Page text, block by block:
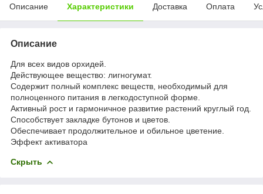
Описание Характеристики Доставка Оплата
Описание
Для всех видов орхидей.
Действующее вещество: лигногумат.
Содержит полный комплекс веществ, необходимый для
полноценного питания в легкодоступной форме.
Активный рост и гармоничное развитие растений круглый год.
Способствует закладке бутонов и цветов.
Обеспечивает продолжительное и обильное цветение.
Эффект активатора
Скрыть